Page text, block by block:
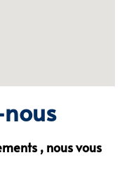
, nous vous